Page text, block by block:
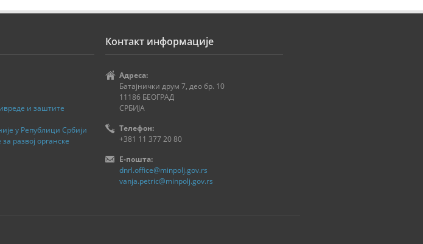
и заштите
у Републици Србији
развој органске
Контакт информације
Адреса:
Батајнички друм 7, део бр. 10
11186 БЕОГРАД
СРБИЈА
Телефон:
+381 11 377 20 80
E-пошта:
dnrl.office@minpolj.gov.rs
vanja.petric@minpolj.gov.rs